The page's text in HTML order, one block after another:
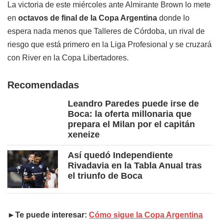
La victoria de este miércoles ante Almirante Brown lo mete
en octavos de final de la Copa Argentina donde lo
espera nada menos que Talleres de Córdoba, un rival de
riesgo que está primero en la Liga Profesional y se cruzará
con River en la Copa Libertadores.
Recomendadas
Leandro Paredes puede irse de
Boca: la oferta millonaria que
prepara el Milan por el capitán
xeneize
Así quedó Independiente
Rivadavia en la Tabla Anual tras
el triunfo de Boca
►Te puede interesar: Cómo sigue la Copa Argentina